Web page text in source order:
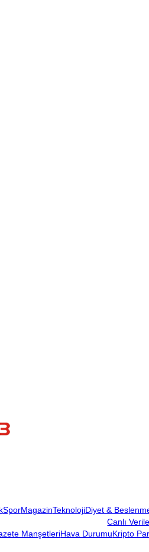
SporMagazinTeknolojiDiyet &
Canlı
ManşetleriHava DurumuKripto